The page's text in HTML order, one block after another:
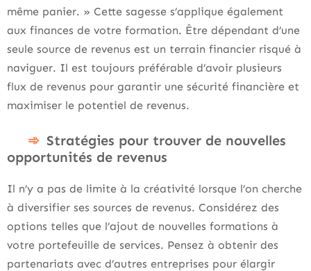
même panier. » Cette sagesse s’applique également
aux finances de votre formation. Être dépendant d’une
seule source de revenus est un terrain financier risqué à
naviguer. Il est toujours préférable d’avoir plusieurs
flux de revenus pour garantir une sécurité financière et
maximiser le potentiel de revenus.
Stratégies pour trouver de nouvelles
opportunités de revenus
Il n’y a pas de limite à la créativité lorsque l’on cherche
à diversifier ses sources de revenus. Considérez des
options telles que l’ajout de nouvelles formations à
votre portefeuille de services. Pensez à obtenir des
partenariats avec d’autres entreprises pour élargir